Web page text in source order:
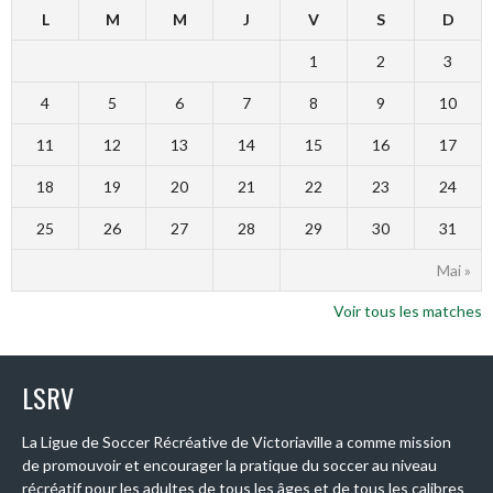
L M M J V S D
Mai »
1 2 3
4 5 6 7 8 9 10
11 12 13 14 15 16 17
18 19 20 21 22 23 24
25 26 27 28 29 30 31
Voir tous les matches
LSRV
La Ligue de Soccer Récréative de Victoriaville a comme mission
de promouvoir et encourager la pratique du soccer au niveau
récréatif pour les adultes de tous les âges et de tous les calibres